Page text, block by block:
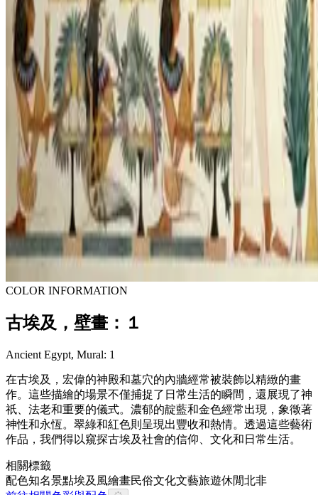
COLOR INFORMATION
古埃及，壁畫：１
Ancient Egypt, Mural: 1
在古埃及，宏偉的神殿和墓穴的內牆經常被裝飾以精緻的畫
作。這些描繪的場景不僅捕捉了日常生活的瞬間，還展現了神
祇、法老和重要的儀式。濃郁的靛藍和金色經常出現，象徵著
神性和永恆。翠綠和紅色則呈現出豐收和熱情。透過這些藝術
作品，我們得以窺探古埃及社會的信仰、文化和日常生活。
相關標籤
配色知名景點埃及風繪畫民俗文化文藝旅遊休閒北非